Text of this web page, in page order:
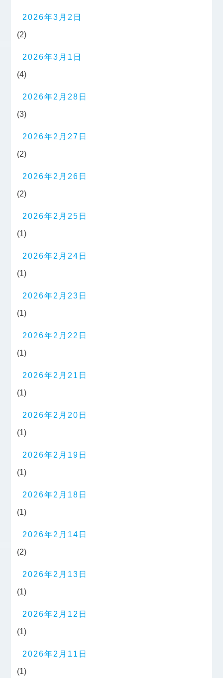
2026年3月2日
(2)
2026年3月1日
(4)
2026年2月28日
(3)
2026年2月27日
(2)
2026年2月26日
(2)
2026年2月25日
(1)
2026年2月24日
(1)
2026年2月23日
(1)
2026年2月22日
(1)
2026年2月21日
(1)
2026年2月20日
(1)
2026年2月19日
(1)
2026年2月18日
(1)
2026年2月14日
(2)
2026年2月13日
(1)
2026年2月12日
(1)
2026年2月11日
(1)